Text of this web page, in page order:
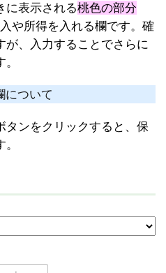
に表示される桃色の部分
や所得を入れる欄です。確
が、入力することでさらに
について
タンをクリックすると、保